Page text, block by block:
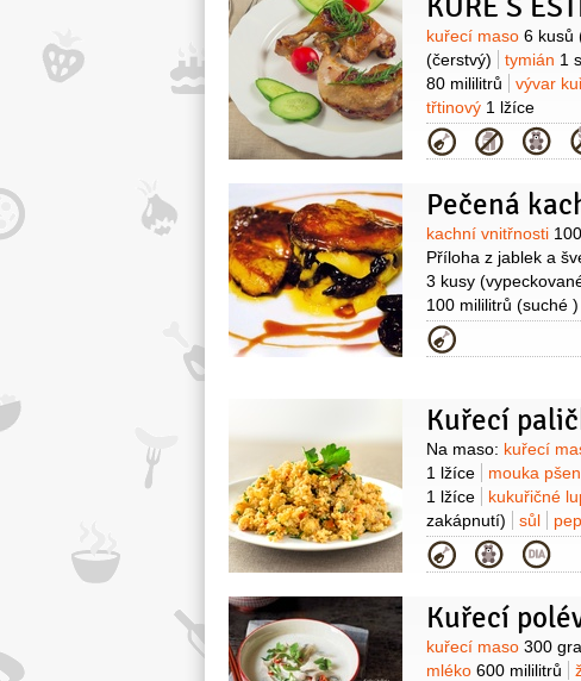
Suroviny
kuřecí maso 6 kusů
(čerstvý)
tymián 1
80 mililitrů
vývar
třtinový 1 lžíce
Kategorie
Pečená
Suroviny
kachní vnitřnosti
Příloha z jablek a
3 kusy
100 mililitrů (suché )
50 mililitrů
Kategorie
Suroviny
Na maso: kuřecí
1 lžíce
mouka
1 lžíce
kukuřičné
zakápnutí)
sůl
olivový2 lžíce
(malá)
petržel
Kategorie
Kuřecí
Suroviny
kuřecí maso 300
mléko 600 mililitrů